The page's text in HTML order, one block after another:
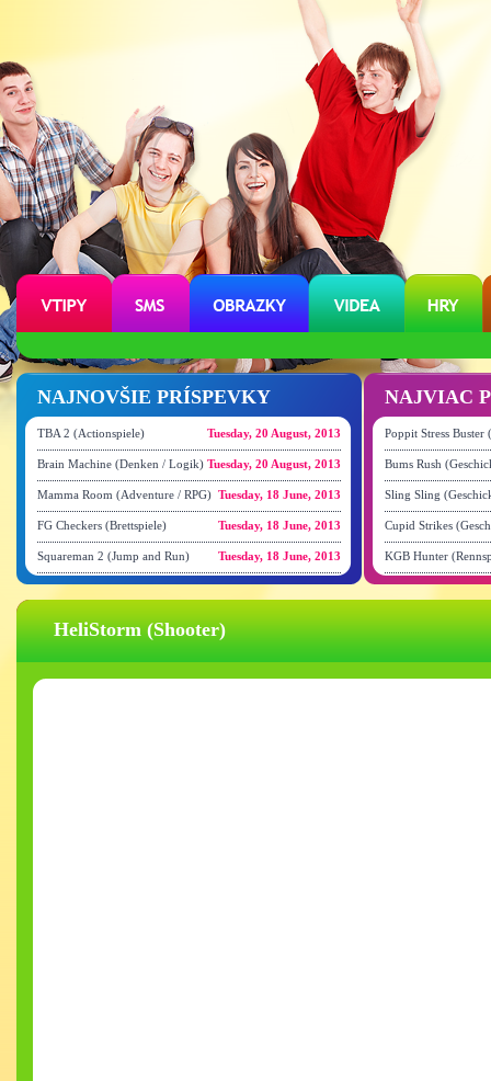
NAJNOVŠIE PRÍSPEVKY
TBA 2 (Actionspiele) Tuesday, 20 August, 2013
Brain Machine (Denken / Logik) Tuesday, 20 August, 2013
Mamma Room (Adventure / RPG) Tuesday, 18 June, 2013
FG Checkers (Brettspiele) Tuesday, 18 June, 2013
Squareman 2 (Jump and Run) Tuesday, 18 June, 2013
NAJVIAC
Poppit Stress
Bums Rush
Sling Sling
Cupid Strikes
KGB Hunter
HeliStorm (Shooter)